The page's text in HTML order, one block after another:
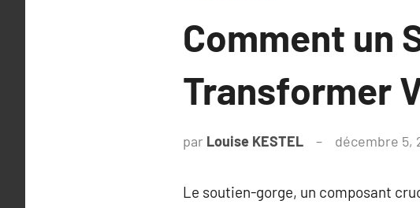
Comment un
Transformer
par Louise KESTEL décembre 5,
Le soutien-gorge, un composant